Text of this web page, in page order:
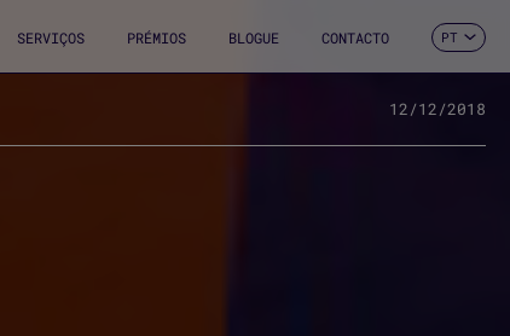
SERVIÇOS PRÉMIOS BLOGUE CONTACTO
EN
DE
PT
12/12/2018